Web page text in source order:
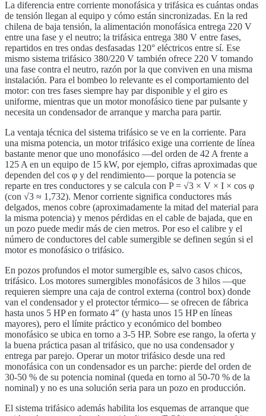
La diferencia entre corriente monofásica y trifásica es cuántas ondas
de tensión llegan al equipo y cómo están sincronizadas. En la red
chilena de baja tensión, la alimentación monofásica entrega 220 V
entre una fase y el neutro; la trifásica entrega 380 V entre fases,
repartidos en tres ondas desfasadas 120° eléctricos entre sí. Ese
mismo sistema trifásico 380/220 V también ofrece 220 V tomando
una fase contra el neutro, razón por la que conviven en una misma
instalación. Para el bombeo lo relevante es el comportamiento del
motor: con tres fases siempre hay par disponible y el giro es
uniforme, mientras que un motor monofásico tiene par pulsante y
necesita un condensador de arranque y marcha para partir.
La ventaja técnica del sistema trifásico se ve en la corriente. Para
una misma potencia, un motor trifásico exige una corriente de línea
bastante menor que uno monofásico —del orden de 42 A frente a
125 A en un equipo de 15 kW, por ejemplo, cifras aproximadas que
dependen del cos φ y del rendimiento— porque la potencia se
reparte en tres conductores y se calcula con P = √3 × V × I × cos φ
(con √3 ≈ 1,732). Menor corriente significa conductores más
delgados, menos cobre (aproximadamente la mitad del material para
la misma potencia) y menos pérdidas en el cable de bajada, que en
un pozo puede medir más de cien metros. Por eso el calibre y el
número de conductores del cable sumergible se definen según si el
motor es monofásico o trifásico.
En pozos profundos el motor sumergible es, salvo casos chicos,
trifásico. Los motores sumergibles monofásicos de 3 hilos —que
requieren siempre una caja de control externa (control box) donde
van el condensador y el protector térmico— se ofrecen de fábrica
hasta unos 5 HP en formato 4″ (y hasta unos 15 HP en líneas
mayores), pero el límite práctico y económico del bombeo
monofásico se ubica en torno a 3-5 HP. Sobre ese rango, la oferta y
la buena práctica pasan al trifásico, que no usa condensador y
entrega par parejo. Operar un motor trifásico desde una red
monofásica con un condensador es un parche: pierde del orden de
30-50 % de su potencia nominal (queda en torno al 50-70 % de la
nominal) y no es una solución seria para un pozo en producción.
El sistema trifásico además habilita los esquemas de arranque que